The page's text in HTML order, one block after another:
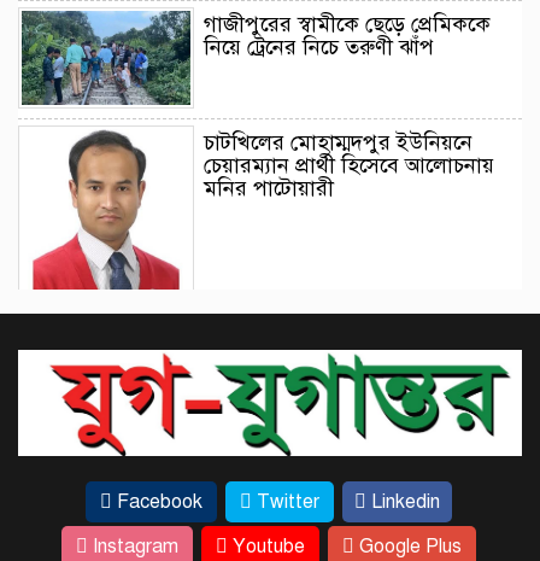
গাজীপুরের স্বামীকে ছেড়ে প্রেমিককে
নিয়ে ট্রেনের নিচে তরুণী ঝাঁপ
চাটখিলের মোহাম্মদপুর ইউনিয়নে
চেয়ারম্যান প্রার্থী হিসেবে আলোচনায়
মনির পাটোয়ারী
করার জন্য সক্রিয়: প্রধানমন্ত্রী
ইসলামের বিরুদ্ধে অপপ্রচারের জবাবে
ওসি মহোদয়ের এক দীর্ঘ ফেসবুক
স্ট্যাটাস হুবহু নিচে তুলে ধরলাম।
Facebook Twitter
Linkedin
Instagram
Youtube Google Plus